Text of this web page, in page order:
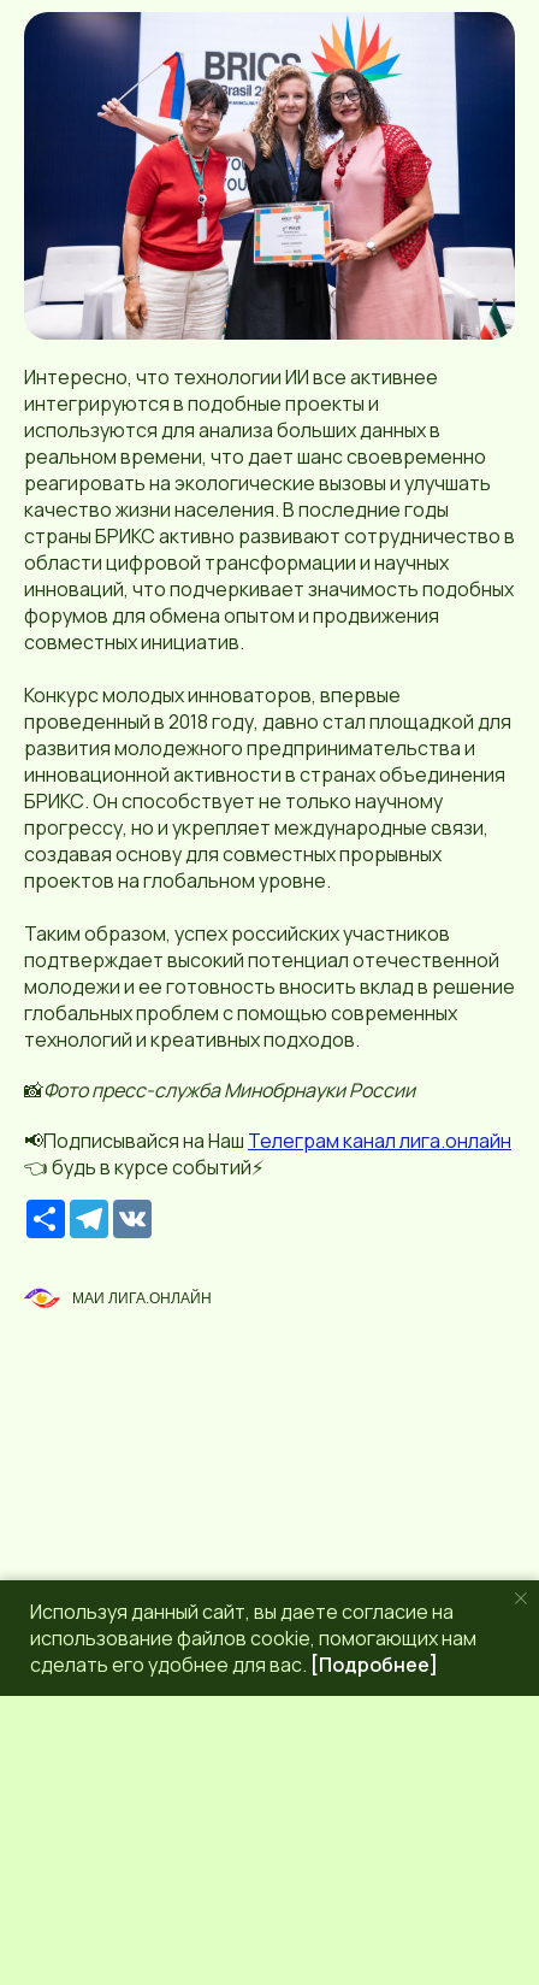
Интересно, что технологии ИИ все активнее
интегрируются в подобные проекты и
используются для анализа больших данных в
реальном времени, что дает шанс своевременно
реагировать на экологические вызовы и улучшать
качество жизни населения. В последние годы
страны БРИКС активно развивают сотрудничество в
области цифровой трансформации и научных
инноваций, что подчеркивает значимость подобных
форумов для обмена опытом и продвижения
совместных инициатив.
Конкурс молодых инноваторов, впервые
проведенный в 2018 году, давно стал площадкой для
развития молодежного предпринимательства и
инновационной активности в странах объединения
БРИКС. Он способствует не только научному
прогрессу, но и укрепляет международные связи,
создавая основу для совместных прорывных
проектов на глобальном уровне.
Таким образом, успех российских участников
подтверждает высокий потенциал отечественной
молодежи и ее готовность вносить вклад в решение
глобальных проблем с помощью современных
технологий и креативных подходов.
📸Фото пресс-служба Минобрнауки России
📢Подписывайся на Наш Телеграм канал лига.онлайн
👈 будь в курсе событий⚡️
Р
е
р
с
T
e
g
r
МАИ ЛИГА.ОНЛАЙН
Используя данный сайт, вы даете согласие на
использование файлов cookie, помогающих нам
сделать его удобнее для вас. [Подробнее]